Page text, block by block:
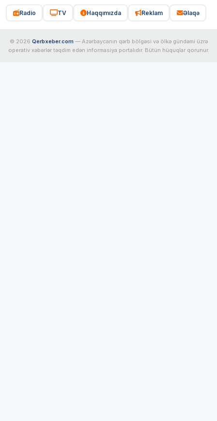
Radio TV Haqqımızda Reklam Əlaqə
© 2026 Qerbxeber.com — Azərbaycanın qərb bölgəsi və ölkə gündəmi üzrə
operativ xəbərlər təqdim edən informasiya portalıdır. Bütün hüquqlar qorunur.